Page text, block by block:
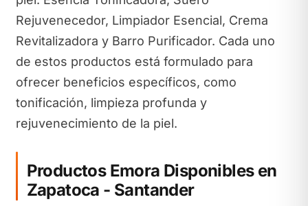
Rejuvenecedor, Limpiador Esencial, Crema
Revitalizadora y Barro Purificador. Cada uno
de estos productos está formulado para
ofrecer beneficios específicos, como
tonificación, limpieza profunda y
rejuvenecimiento de la piel.
Productos Emora Disponibles en
Zapatoca - Santander